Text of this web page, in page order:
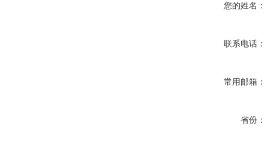
您的姓名：
联系电话：
常用邮箱：
省份：